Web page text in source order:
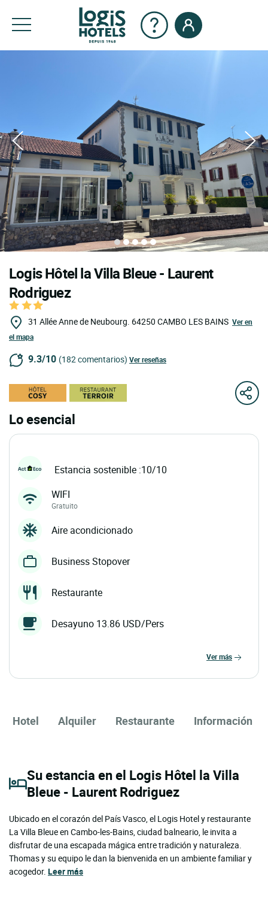
Logis Hôtel la Villa Bleue - Laurent
Rodriguez
31 Allée Anne de Neubourg. 64250 CAMBO LES BAINS Ver en
el mapa
9.3/10 (182 comentarios) Ver reseñas
Lo esencial
Estancia sostenible :10/10
WIFI
Gratuito
Aire acondicionado
Business Stopover
Restaurante
Desayuno 13.86 USD/Pers
ver más
Hotel Alquiler Restaurante Información
Su estancia en el Logis Hôtel la Villa
Bleue - Laurent Rodriguez
Ubicado en el corazón del País Vasco, el Logis Hotel y restaurante
La Villa Bleue en Cambo-les-Bains, ciudad balneario, le invita a
disfrutar de una escapada mágica entre tradición y naturaleza.
Thomas y su equipo le dan la bienvenida en un ambiente familiar y
acogedor. Leer más